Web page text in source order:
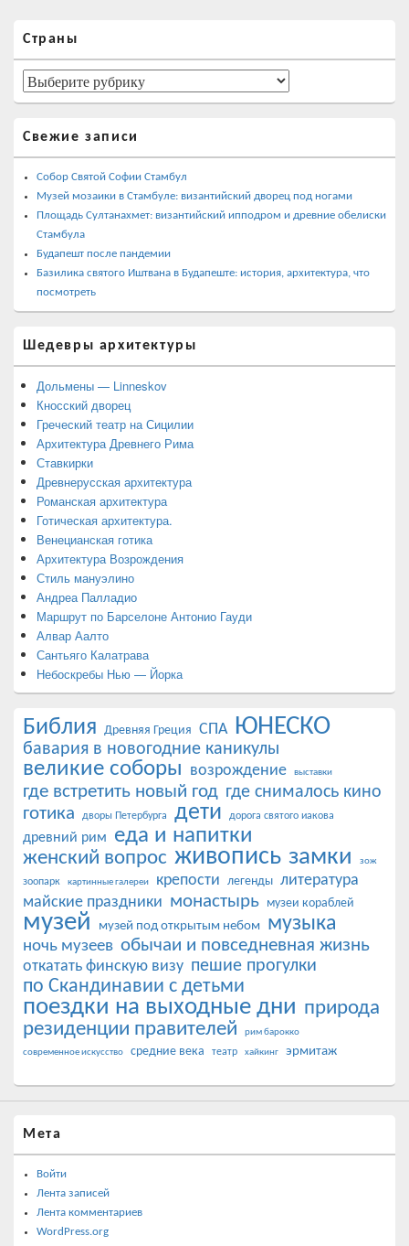
основной
боковой
панели
Страны
Страны
Свежие записи
Собор Святой Софии Стамбул
Музей мозаики в Стамбуле: византийский дворец под ногами
Площадь Султанахмет: византийский ипподром и древние обелиски
Стамбула
Будапешт после пандемии
Базилика святого Иштвана в Будапеште: история, архитектура, что
посмотреть
Шедевры архитектуры
Дольмены — Linneskov
Кносский дворец
Греческий театр на Сицилии
Архитектура Древнего Рима
Ставкирки
Древнерусская архитектура
Романская архитектура
Готическая архитектура.
Венецианская готика
Архитектура Возрождения
Стиль мануэлино
Андреа Палладио
Маршрут по Барселоне Антонио Гауди
Алвар Аалто
Сантьяго Калатрава
Небоскребы Нью — Йорка
Библия Древняя Греция СПА ЮНЕСКО
бавария в новогодние каникулы
великие соборы возрождение выставки
где встретить новый год где снималось кино
готика дворы Петербурга дети дорога святого иакова
древний рим еда и напитки
женский вопрос живопись замки зож
зоопарк картинные галереи крепости легенды литература
майские праздники монастырь музеи кораблей
музей музей под открытым небом музыка
ночь музеев обычаи и повседневная жизнь
откатать финскую визу пешие прогулки
по Скандинавии с детьми
поездки на выходные дни природа
резиденции правителей
рим барокко
современное искусство
средние века театр хайкинг эрмитаж
Мета
Войти
Лента записей
Лента комментариев
WordPress.org